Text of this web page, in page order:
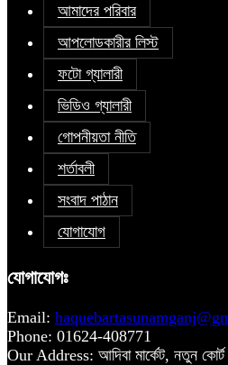
আমাদের পরিবার
আপলোডকারীর লিস্ট
ফটো গ্যালারী
ভিডিও গ্যালারী
গোপনীয়তা নীতি
শর্তাবলী
সংবাদ পাঠান
যোগাযোগ
যোগাযোগঃ
Email:
Phone: 01624-408771
Our Address: আদিবা মার্কেট, নতুন কোর্ট